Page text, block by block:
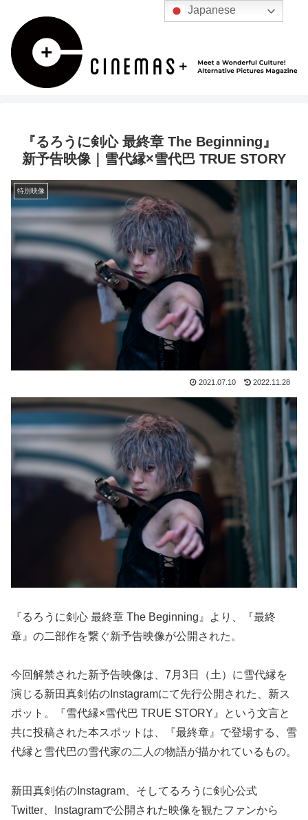
『るろうに剣心 最終章 The Beginning』
新予告映像｜雪代縁×雪代巴 TRUE STORY
特別映像
2021.07.10 2022.11.28
『るろうに剣心 最終章 The Beginning』より、『最終
章』の二部作を繋ぐ新予告映像が公開された。
今回解禁された新予告映像は、7月3日（土）に雪代縁を
演じる新田真剣佑のInstagramにて先行公開された、新ス
ポット。『雪代縁×雪代巴 TRUE STORY』という文言と
共に投稿された本スポットは、『最終章』で登場する、雪
代縁と雪代巴の雪代家の二人の物語が描かれているもの。
新田真剣佑のInstagram、そしてるろうに剣心公式
Twitter、Instagramで公開された映像を観たファンから
Japanese